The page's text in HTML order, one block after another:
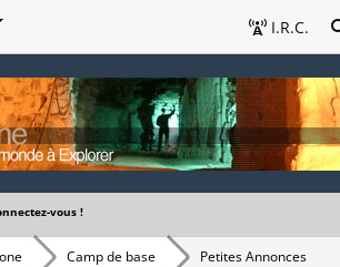
I.R.C.
vous !
Camp de base Petites Annonces